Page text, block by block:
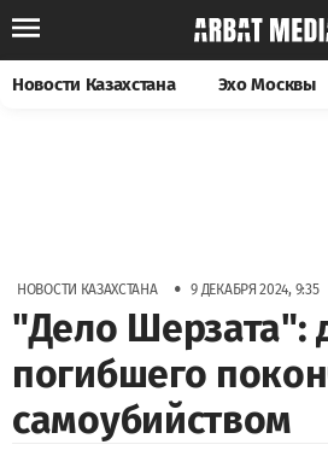
Новости Казахстана Эхо Москвы
НОВОСТИ КАЗАХСТАНА • 9 ДЕКАБРЯ 2024, 9:35
"Дело Шерзата":
погибшего
самоубийством